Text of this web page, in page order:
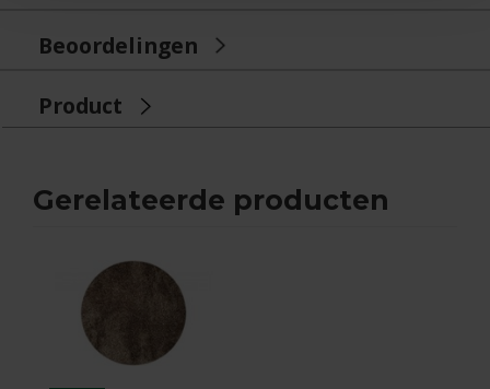
Beoordelingen
Product
Gerelateerde producten